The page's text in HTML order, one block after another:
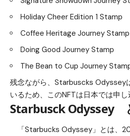
Holiday Cheer Edition 1 Stamp
Coffee Heritage Journey Stamp
Doing Good Journey Stamp
The Bean to Cup Journey
残念ながら、Starbuscks Odyssey
いるため、このNFTは日本では申し
Starbusck Odyssey
「Starbucks Odyssey」とは、